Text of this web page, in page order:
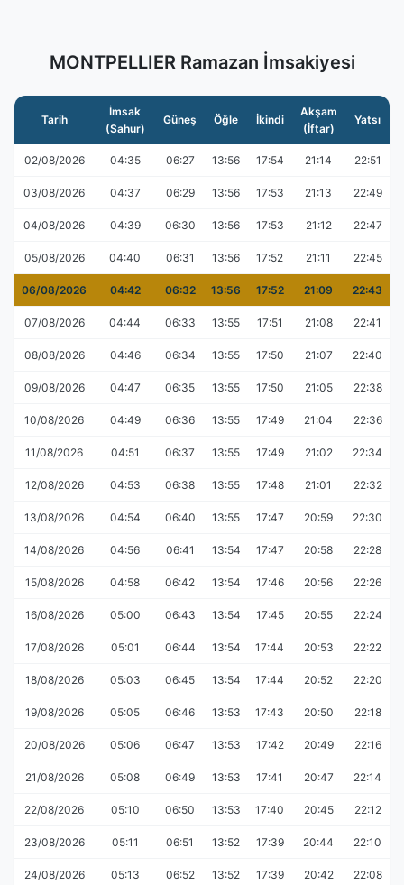
MONTPELLIER Ramazan İmsakiyesi
Tarih
İmsak
(Sahur)
Güneş Öğle İkindi
Akşam
(İftar)
Yatsı
02/08/2026 04:35 06:27 13:56 17:54 21:14 22:51
03/08/2026 04:37 06:29 13:56 17:53 21:13 22:49
04/08/2026 04:39 06:30 13:56 17:53 21:12 22:47
05/08/2026 04:40 06:31 13:56 17:52 21:11 22:45
06/08/2026 04:42 06:32 13:56 17:52 21:09 22:43
07/08/2026 04:44 06:33 13:55 17:51 21:08 22:41
08/08/2026 04:46 06:34 13:55 17:50 21:07 22:40
09/08/2026 04:47 06:35 13:55 17:50 21:05 22:38
10/08/2026 04:49 06:36 13:55 17:49 21:04 22:36
11/08/2026 04:51 06:37 13:55 17:49 21:02 22:34
12/08/2026 04:53 06:38 13:55 17:48 21:01 22:32
13/08/2026 04:54 06:40 13:55 17:47 20:59 22:30
14/08/2026 04:56 06:41 13:54 17:47 20:58 22:28
15/08/2026 04:58 06:42 13:54 17:46 20:56 22:26
16/08/2026 05:00 06:43 13:54 17:45 20:55 22:24
17/08/2026 05:01 06:44 13:54 17:44 20:53 22:22
18/08/2026 05:03 06:45 13:54 17:44 20:52 22:20
19/08/2026 05:05 06:46 13:53 17:43 20:50 22:18
20/08/2026 05:06 06:47 13:53 17:42 20:49 22:16
21/08/2026 05:08 06:49 13:53 17:41 20:47 22:14
22/08/2026 05:10 06:50 13:53 17:40 20:45 22:12
23/08/2026 05:11 06:51 13:52 17:39 20:44 22:10
24/08/2026 05:13 06:52 13:52 17:39 20:42 22:08